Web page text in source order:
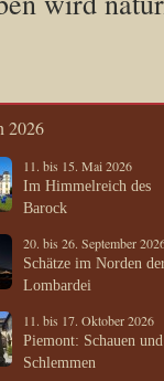
2026
11. bis 15. Mai 2026
Im Himmelreich des
Barock
20. bis 26. September
Schätze im Norden
Lombardei
11. bis 17. Oktober 2026
Piemont: Schauen und
Schlemmen